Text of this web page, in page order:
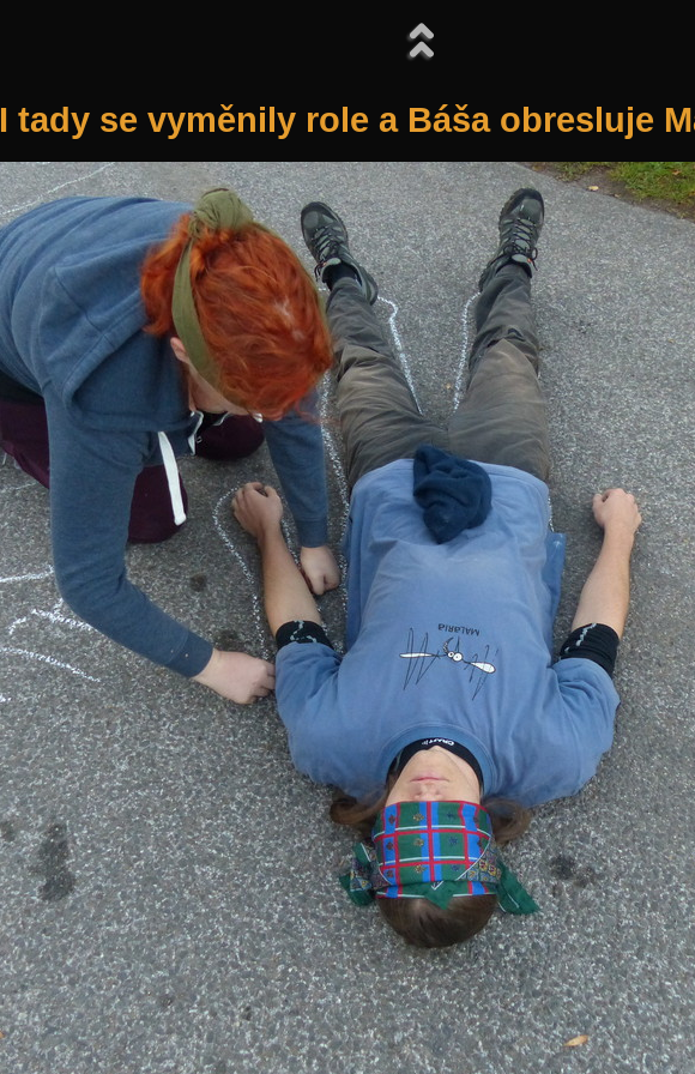
I tady se vyměnily role a Báša obresluje